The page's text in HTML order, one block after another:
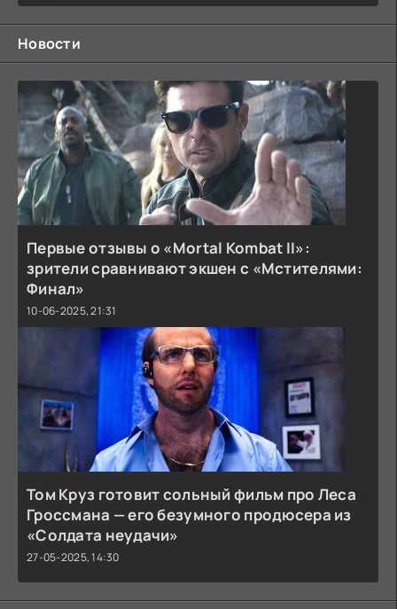
Новости
Первые отзывы о «Mortal Kombat II»:
зрители сравнивают экшен с «Мстителями:
Финал»
10-06-2025, 21:31
Том Круз готовит сольный фильм про Леса
Гроссмана — его безумного продюсера из
«Солдата неудачи»
27-05-2025, 14:30